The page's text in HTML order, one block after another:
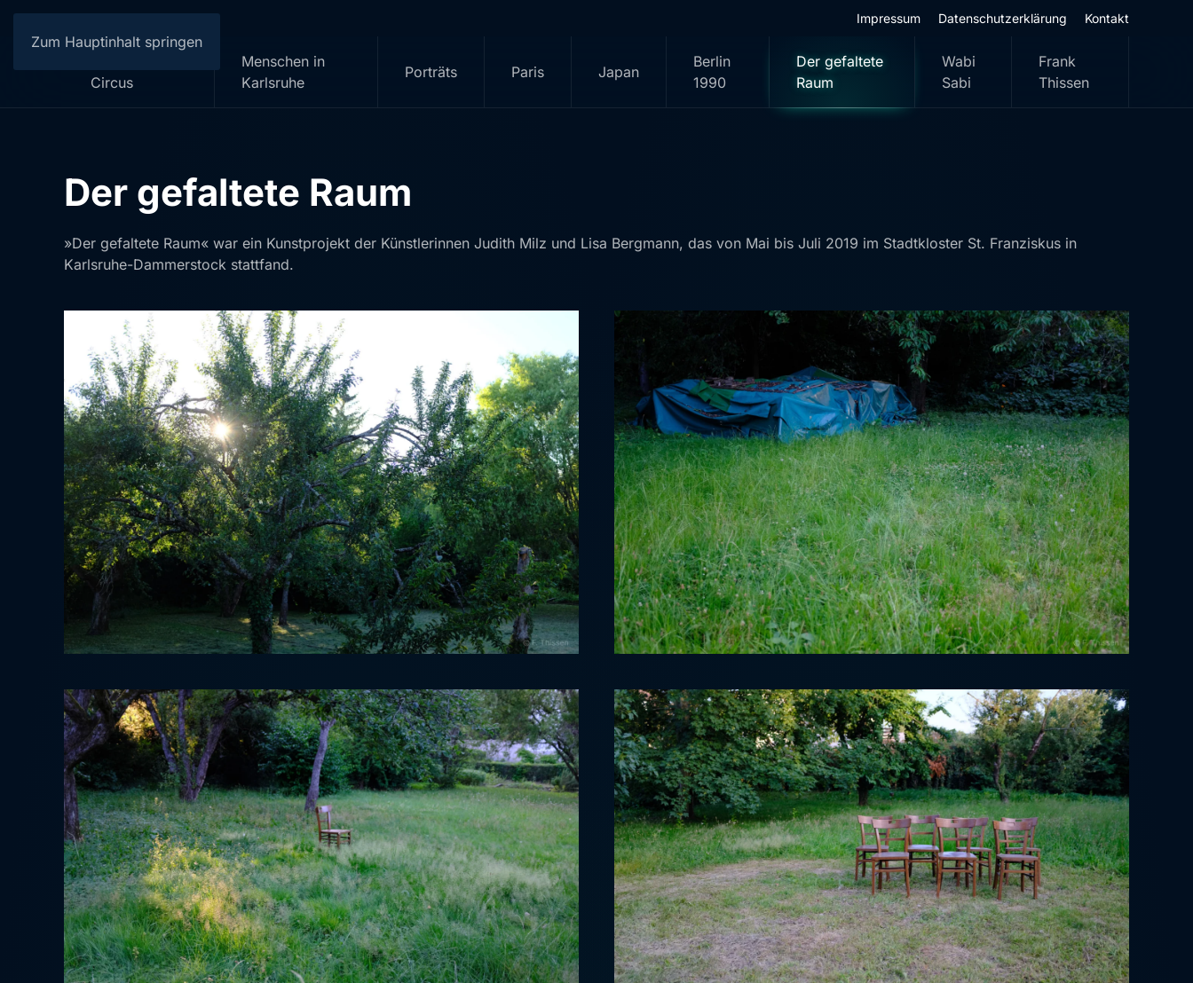
Zum Hauptinhalt springen
Impressum Datenschutzerklärung Kontakt
Circus
Menschen in
Karlsruhe
Porträts Paris Japan
Berlin
1990
Der gefaltete
Raum
Wabi
Sabi
Frank
Thissen
Der gefaltete Raum
»Der gefaltete Raum« war ein Kunstprojekt der Künstlerinnen Judith Milz und Lisa Bergmann, das von Mai bis Juli 2019 im Stadtkloster St. Franziskus in
Karlsruhe-Dammerstock stattfand.